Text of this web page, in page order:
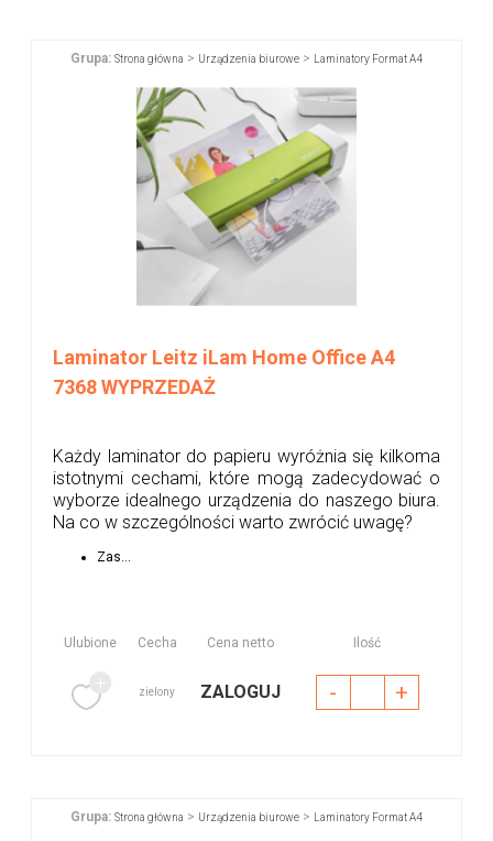
Grupa: Strona główna > Urządzenia biurowe > Laminatory Format A4
Laminator Leitz iLam Home Office A4
7368 WYPRZEDAŻ
Każdy laminator do papieru wyróżnia się kilkoma
istotnymi cechami, które mogą zadecydować o
wyborze idealnego urządzenia do naszego biura.
Na co w szczególności warto zwrócić uwagę?
Zas...
Ulubione Cecha Cena netto Ilość
zielony ZALOGUJ - +
Grupa: Strona główna > Urządzenia biurowe > Laminatory Format A4